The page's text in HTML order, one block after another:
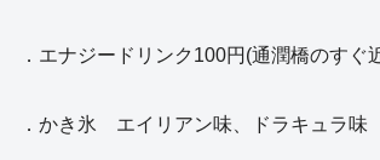
．エナジードリンク100円(通潤橋のすぐ
．かき氷 エイリアン味、ドラキュラ味